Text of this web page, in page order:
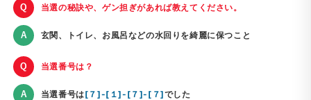
当選の秘訣や、ゲン担ぎがあれば教えてください。
玄関、トイレ、お風呂などの水回りを綺麗に保つこと
当選番号は？
当選番号は[７]-[１]-[７]-[７]でした